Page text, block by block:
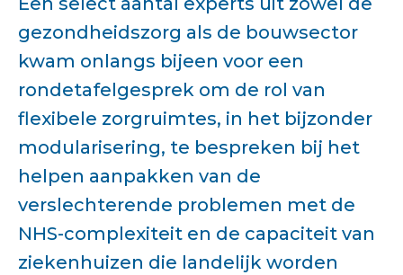
gezondheidszorg als de bouwsector
kwam onlangs bijeen voor een
rondetafelgesprek om de rol van
flexibele zorgruimtes, in het bijzonder
modularisering, te bespreken bij het
helpen aanpakken van de
verslechterende problemen met de
NHS-complexiteit en de capaciteit van
ziekenhuizen die landelijk worden